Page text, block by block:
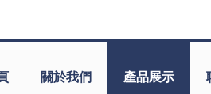
關於我們 產品展示